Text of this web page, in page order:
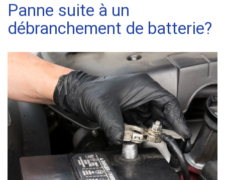
Panne suite à un
débranchement de batterie?